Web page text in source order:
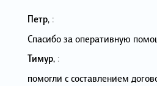
Петр, :
Спасибо за оперативную
Тимур, :
помогли с составлением